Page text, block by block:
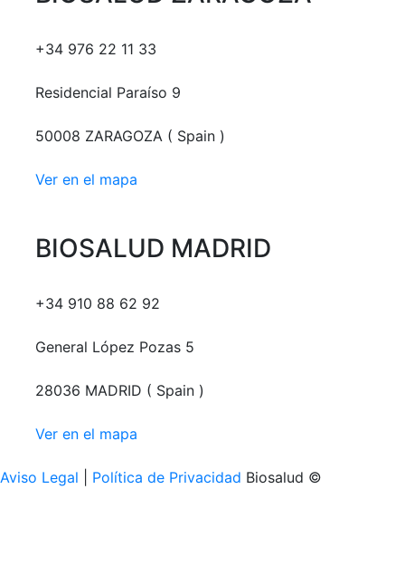
+34 976 22 11 33
Residencial Paraíso 9
50008 ZARAGOZA ( Spain )
Ver en el mapa
BIOSALUD MADRID
+34 910 88 62 92
General López Pozas 5
28036 MADRID ( Spain )
Ver en el mapa
Aviso Legal Política de Privacidad Biosalud ©